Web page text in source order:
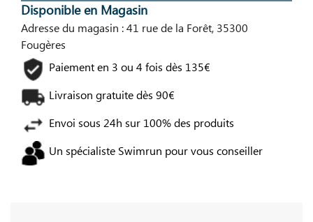
Disponible en Magasin
Adresse du magasin : 41 rue de la Forêt, 35300
Fougères
Paiement en 3 ou 4 fois dès 135€
Livraison gratuite dès 90€
Envoi sous 24h sur 100% des produits
Un spécialiste Swimrun pour vous conseiller